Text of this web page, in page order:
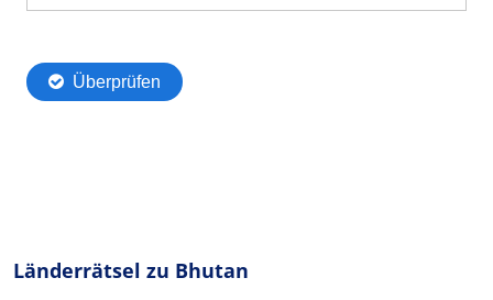
Länderrätsel zu Bhutan